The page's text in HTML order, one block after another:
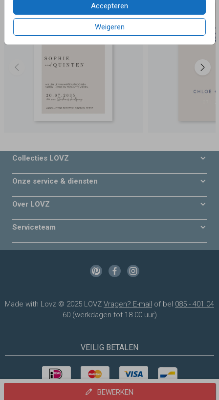
Accepteren
Weigeren
BEWERKEN
Collecties LOVZ
Onze service & diensten
Over LOVZ
Serviceteam
Made with Lovz © 2025 LOVZ Vragen? E-mail of bel 085 - 401 04
60(werkdagen tot 18.00 uur)
VEILIG BETALEN